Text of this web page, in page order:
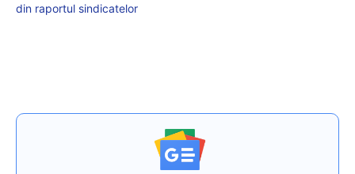
din raportul sindicatelor